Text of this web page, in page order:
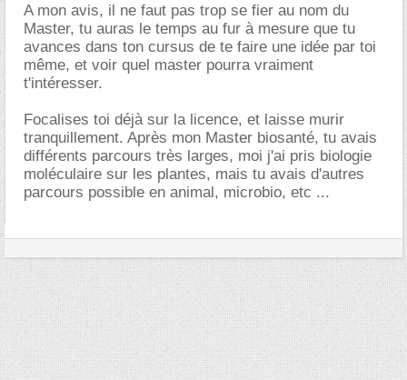
A mon avis, il ne faut pas trop se fier au nom du
Master, tu auras le temps au fur à mesure que tu
avances dans ton cursus de te faire une idée par toi
même, et voir quel master pourra vraiment
t'intéresser.
Focalises toi déjà sur la licence, et laisse murir
tranquillement. Après mon Master biosanté, tu avais
différents parcours très larges, moi j'ai pris biologie
moléculaire sur les plantes, mais tu avais d'autres
parcours possible en animal, microbio, etc ...